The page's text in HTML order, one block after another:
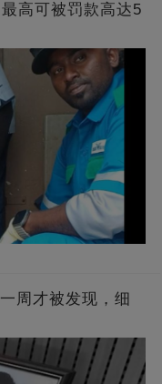
高可被罚款高达5
周才被发现，细